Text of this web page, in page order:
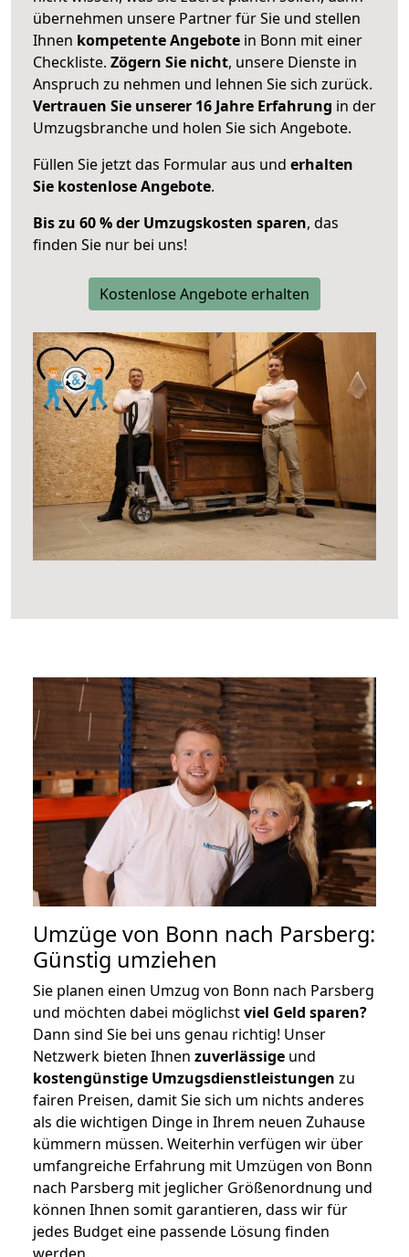
übernehmen unsere Partner für Sie und stellen
Ihnen kompetente Angebote in Bonn mit einer
Checkliste. Zögern Sie nicht, unsere Dienste in
Anspruch zu nehmen und lehnen Sie sich zurück.
Vertrauen Sie unserer 16 Jahre Erfahrung in der
Umzugsbranche und holen Sie sich Angebote.
Füllen Sie jetzt das Formular aus und erhalten
Sie kostenlose Angebote.
Bis zu 60 % der Umzugskosten sparen, das
finden Sie nur bei uns!
Kostenlose Angebote erhalten
Umzüge von Bonn nach Parsberg:
Günstig umziehen
Sie planen einen Umzug von Bonn nach Parsberg
und möchten dabei möglichstviel Geld sparen?
Dann sind Sie bei uns genau richtig! Unser
Netzwerk bieten Ihnen zuverlässige und
kostengünstige Umzugsdienstleistungen zu
fairen Preisen, damit Sie sich um nichts anderes
als die wichtigen Dinge in Ihrem neuen Zuhause
kümmern müssen. Weiterhin verfügen wir über
umfangreiche Erfahrung mit Umzügen von Bonn
nach Parsberg mit jeglicher Größenordnung und
können Ihnen somit garantieren, dass wir für
jedes Budget eine passende Lösung finden